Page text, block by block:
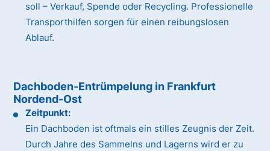
soll – Verkauf, Spende oder Recycling. Professionelle
Transporthilfen sorgen für einen reibungslosen
Ablauf.
Dachboden-Entrümpelung in Frankfurt
Nordend-Ost
Zeitpunkt:
Ein Dachboden ist oftmals ein stilles Zeugnis der Zeit.
Durch Jahre des Sammelns und Lagerns wird er zu